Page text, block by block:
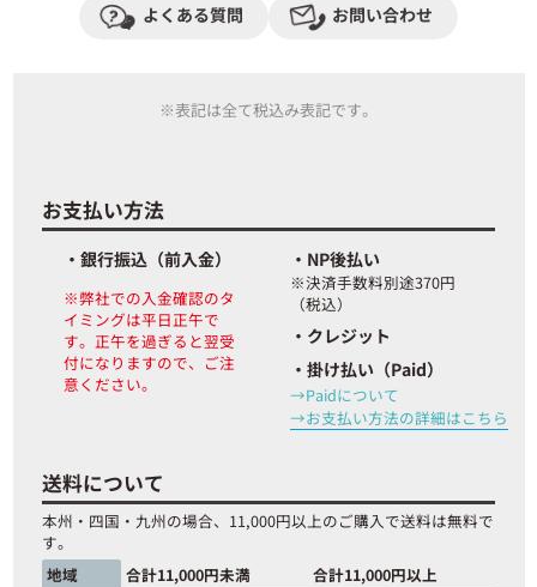
よくある質問 お問い合わせ
※表記は全て税込み表記です。
お支払い方法
・銀行振込（前入金）
※弊社での入金確認のタ
イミングは平日正午で
す。正午を過ぎると翌受
付になりますので、ご注
意ください。
・NP後払い
※決済手数料別途370円
（税込）
・クレジット
・掛け払い（Paid）
→Paidについて
お支払い方法の詳細はこちら
送料について
本州・四国・九州の場合、11,000円以上のご購入で送料は無料で
す。
地域
合計11,000円未満
合計11,000円以上